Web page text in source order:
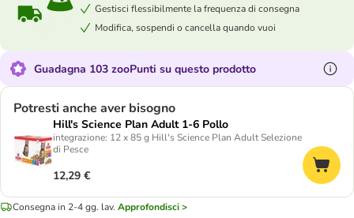
Gestisci flessibilmente la frequenza di consegna
Modifica, sospendi o cancella quando vuoi
Guadagna 103 zooPunti su questo prodotto
Potresti anche aver bisogno
Hill's Science Plan Adult 1-6 Pollo
integrazione: 12 x 85 g Hill's Science Plan Adult Selezione
di Pesce
12,29 €
Consegna in 2-4 gg. lav. Approfondisci >